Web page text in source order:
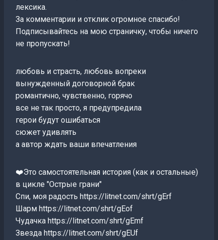
лексика.
За комментарии и отклик огромное спасибо!
Подписывайтесь на мою страничку, чтобы ничего
не пропускать!
любовь и страсть, любовь вопреки
вынужденный договорной брак
романтично, чувственно, горячо
все не так просто, я предупредила
герои будут ошибаться
сюжет удивлять
а автор ждать ваши впечатления
❤️‍Это самостоятельная история (как и остальные)
в цикле "Острые грани"
Спи, моя радость https://litnet.com/shrt/gErf
Шарм https://litnet.com/shrt/gEof
Чудачка https://litnet.com/shrt/gEmf
Звезда https://litnet.com/shrt/gEUf